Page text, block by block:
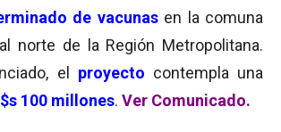
de vacunasen la comuna
norte de la Región Metropolitana.
el proyecto contempla una
100 millones. Ver Comunicado.